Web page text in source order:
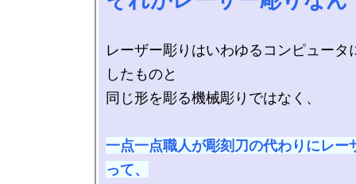
レーザー彫りはいわゆるコンピュータ
したものと
同じ形を彫る機械彫りではなく、
一点一点職人が彫刻刀の代わりにレー
って、